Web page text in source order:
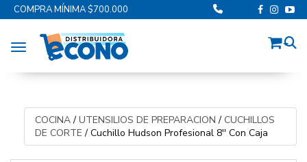
COMPRA MÍNIMA $700.000
Toggle navigation
COCINA/ UTENSILIOS DE PREPARACION / CUCHILLOS
DE CORTE / Cuchillo Hudson Profesional 8'' Con Caja